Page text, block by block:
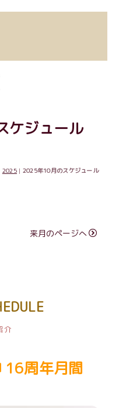
ケジュール
2025| 2025年10月のスケジュール
来月のページへ
介
16周年月間